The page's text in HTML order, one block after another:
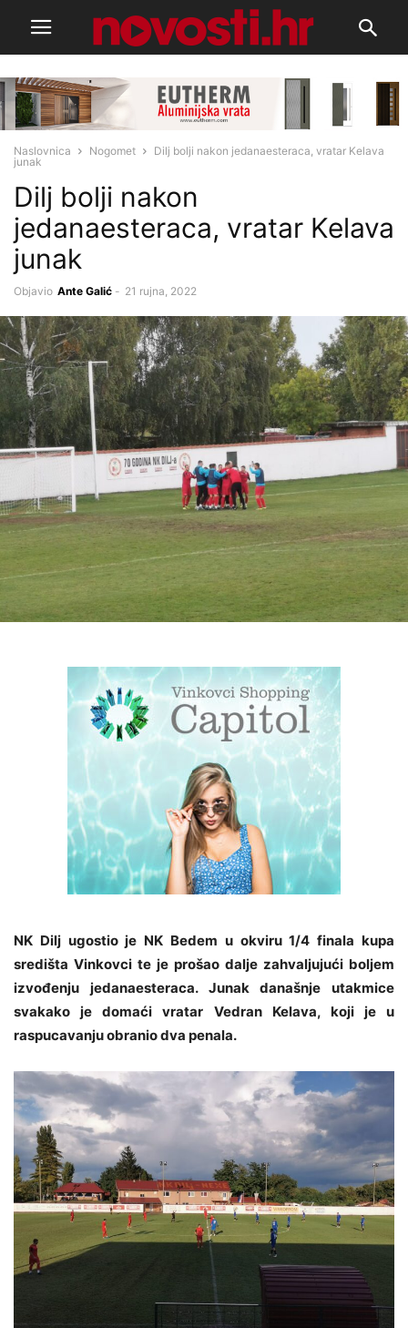
Naslovnica Nogomet
Dilj bolji nakon jedanaesteraca, vratar Kelava
junak
Dilj bolji nakon
jedanaesteraca, vratar Kelava
junak
Objavio Ante Galić - 21 rujna, 2022
NK Dilj ugostio je NK Bedem u okviru 1/4 finala kupa
središta Vinkovci te je prošao dalje zahvaljujući boljem
izvođenju jedanaesteraca. Junak današnje utakmice
svakako je domaći vratar Vedran Kelava, koji je u
raspucavanju obranio dva penala.